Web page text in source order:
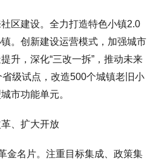
区建设。全力打造特色小镇2.0
。创新建设运营模式，加强城市
升，深化“三改一拆”，推动未来
级试点，改造500个城镇老旧小
市功能单元。
、扩大开放
金名片。注重目标集成、政策集